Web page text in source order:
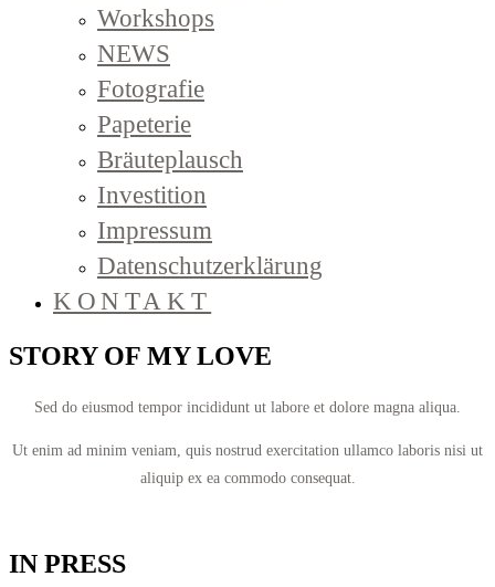
Workshops
NEWS
Fotografie
Papeterie
Bräuteplausch
Investition
Impressum
Datenschutzerklärung
KONTAKT
STORY OF MY LOVE
Sed do eiusmod tempor incididunt ut labore et dolore magna aliqua.
Ut enim ad minim veniam, quis nostrud exercitation ullamco laboris nisi ut
aliquip ex ea commodo consequat.
IN PRESS